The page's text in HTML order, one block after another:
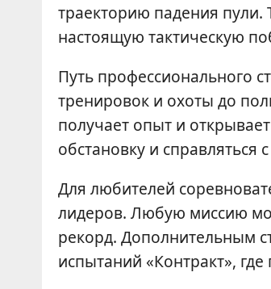
траекторию падения
настоящую тактическую
Путь профессионального
тренировок и охоты до
получает опыт и
обстановку и
Для любителей
лидеров. Любую миссию
рекорд. Дополнительным
испытаний «Контракт»,